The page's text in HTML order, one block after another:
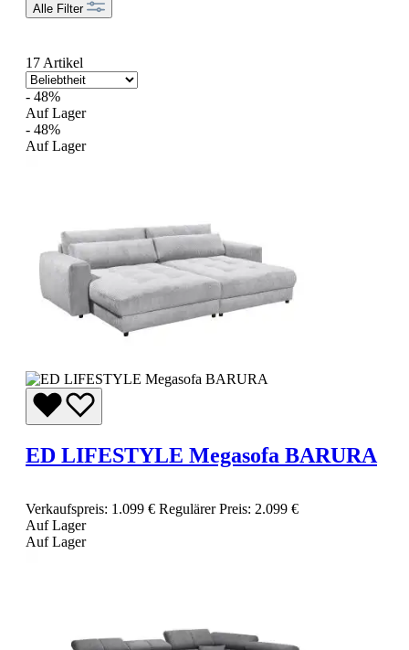
Alle Filter
17 Artikel
- 48%
Auf Lager
- 48%
Auf Lager
ED LIFESTYLE Megasofa BARURA
Verkaufspreis: 1.099 € Regulärer Preis: 2.099 €
Auf Lager
Auf Lager